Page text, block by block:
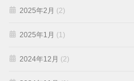
2025年2月 (2)
2025年1月 (1)
2024年12月 (2)